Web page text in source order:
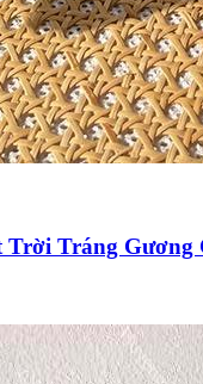
Tráng Gương